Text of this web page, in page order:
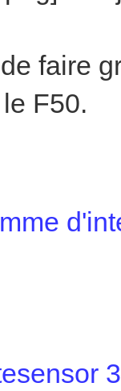
faire
F50.